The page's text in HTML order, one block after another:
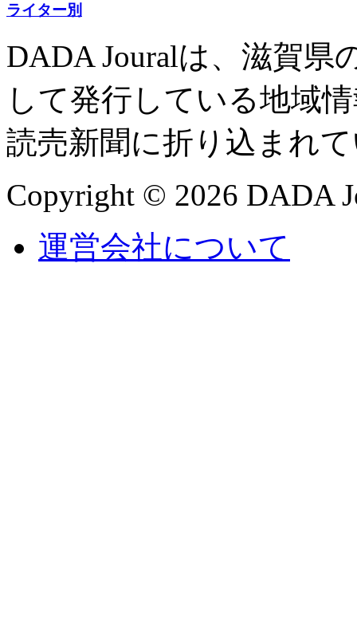
ライター別
DADA Jouralは、滋賀県
して発行している地域
読売新聞に折り込まれ
Copyright © 2026 DADA
運営会社について